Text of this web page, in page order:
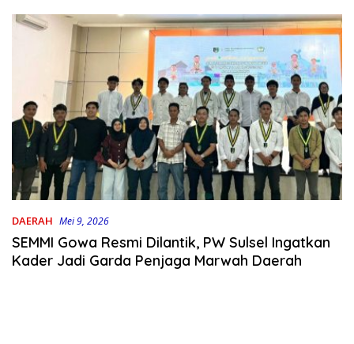
DAERAH Mei 9, 2026
SEMMI Gowa Resmi Dilantik, PW Sulsel Ingatkan
Kader Jadi Garda Penjaga Marwah Daerah